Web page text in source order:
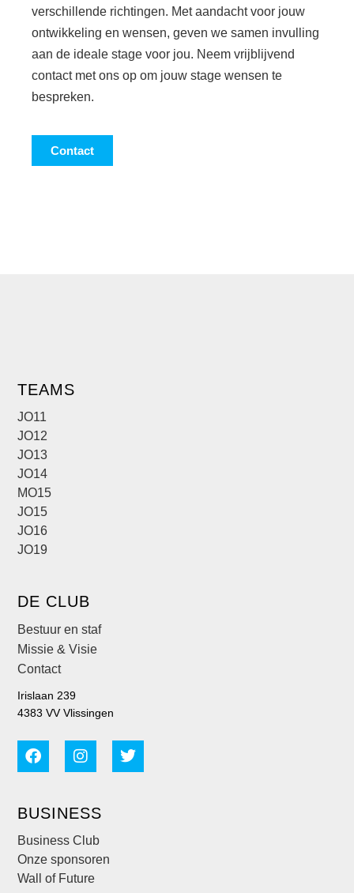
verschillende richtingen. Met aandacht voor jouw
ontwikkeling en wensen, geven we samen invulling
aan de ideale stage voor jou. Neem vrijblijvend
contact met ons op om jouw stage wensen te
bespreken.
Contact
TEAMS
JO11
JO12
JO13
JO14
MO15
JO15
JO16
JO19
DE CLUB
Bestuur en staf
Missie & Visie
Contact
Irislaan 239
4383 VV Vlissingen
BUSINESS
Business Club
Onze sponsoren
Wall of Future